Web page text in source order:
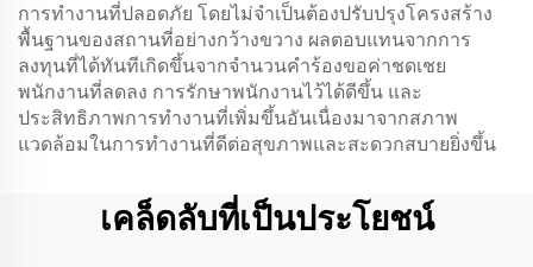
การทำงานที่ปลอดภัย โดยไม่จำเป็นต้องปรับปรุงโครงสร้าง
พื้นฐานของสถานที่อย่างกว้างขวาง ผลตอบแทนจากการ
ลงทุนที่ได้ทันทีเกิดขึ้นจากจำนวนคำร้องขอค่าชดเชย
พนักงานที่ลดลง การรักษาพนักงานไว้ได้ดีขึ้น และ
ประสิทธิภาพการทำงานที่เพิ่มขึ้นอันเนื่องมาจากสภาพ
แวดล้อมในการทำงานที่ดีต่อสุขภาพและสะดวกสบายยิ่งขึ้น
เคล็ดลับที่เป็นประโยชน์